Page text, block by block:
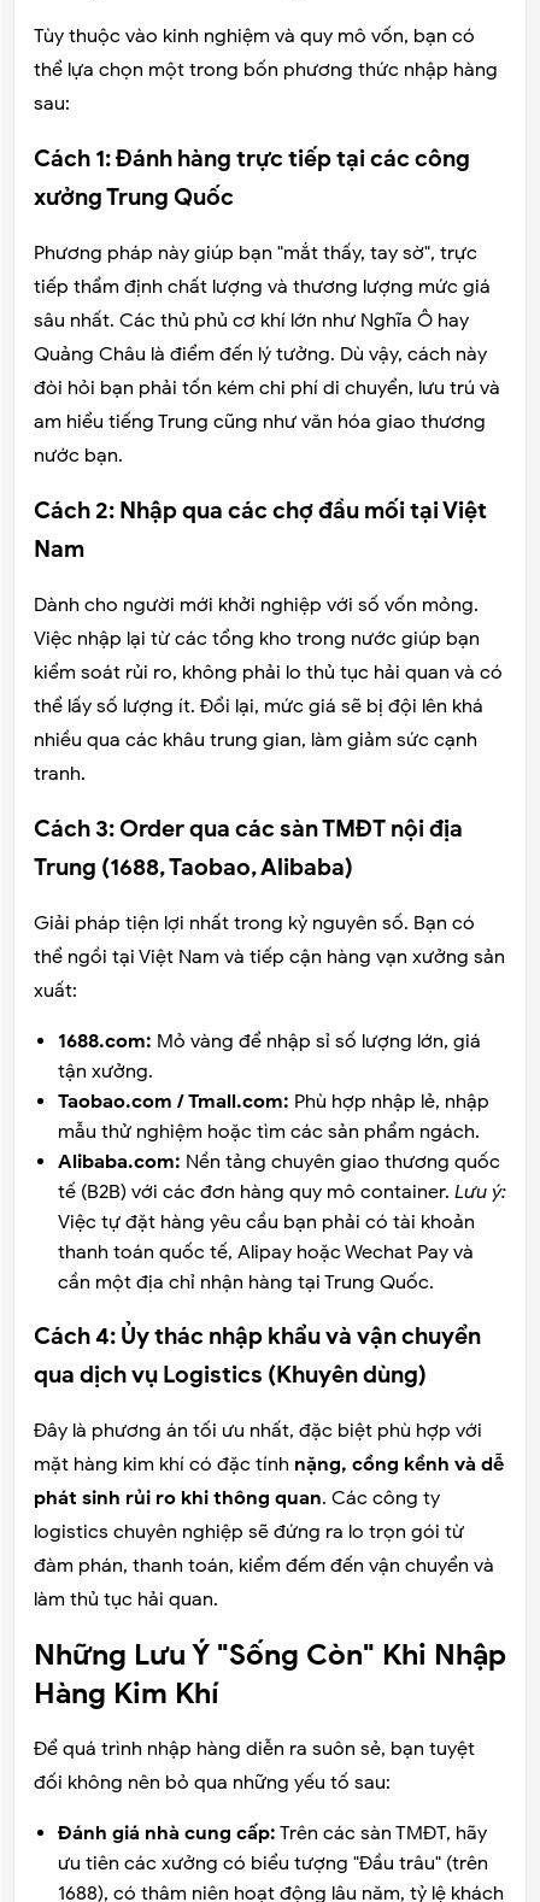
Tùy thuộc vào kinh nghiệm và quy mô vốn, bạn có
thể lựa chọn một trong bốn phương thức nhập hàng
sau:
Cách 1: Đánh hàng trực tiếp tại các công
xưởng Trung Quốc
Phương pháp này giúp bạn "mắt thấy, tay sờ", trực
tiếp thẩm định chất lượng và thương lượng mức giá
sâu nhất. Các thủ phủ cơ khí lớn như Nghĩa Ô hay
Quảng Châu là điểm đến lý tưởng. Dù vậy, cách này
đòi hỏi bạn phải tốn kém chi phí di chuyển, lưu trú và
am hiểu tiếng Trung cũng như văn hóa giao thương
nước bạn.
Cách 2: Nhập qua các chợ đầu mối tại Việt
Nam
Dành cho người mới khởi nghiệp với số vốn mỏng.
Việc nhập lại từ các tổng kho trong nước giúp bạn
kiểm soát rủi ro, không phải lo thủ tục hải quan và có
thể lấy số lượng ít. Đổi lại, mức giá sẽ bị đội lên khá
nhiều qua các khâu trung gian, làm giảm sức cạnh
tranh.
Cách 3: Order qua các sàn TMĐT nội địa
Trung (1688, Taobao, Alibaba)
Giải pháp tiện lợi nhất trong kỷ nguyên số. Bạn có
thể ngồi tại Việt Nam và tiếp cận hàng vạn xưởng sản
xuất:
1688.com: Mỏ vàng để nhập sỉ số lượng lớn, giá
tận xưởng.
Taobao.com / Tmall.com: Phù hợp nhập lẻ, nhập
mẫu thử nghiệm hoặc tìm các sản phẩm ngách.
Alibaba.com: Nền tảng chuyên giao thương quốc
tế (B2B) với các đơn hàng quy mô container. Lưu ý:
Việc tự đặt hàng yêu cầu bạn phải có tài khoản
thanh toán quốc tế, Alipay hoặc Wechat Pay và
cần một địa chỉ nhận hàng tại Trung Quốc.
Cách 4: Ủy thác nhập khẩu và vận chuyển
qua dịch vụ Logistics (Khuyên dùng)
Đây là phương án tối ưu nhất, đặc biệt phù hợp với
mặt hàng kim khí có đặc tính nặng, cồng kềnh và dễ
phát sinh rủi ro khi thông quan. Các công ty
logistics chuyên nghiệp sẽ đứng ra lo trọn gói từ
đàm phán, thanh toán, kiểm đếm đến vận chuyển và
làm thủ tục hải quan.
Những Lưu Ý "Sống Còn" Khi Nhập
Hàng Kim Khí
Để quá trình nhập hàng diễn ra suôn sẻ, bạn tuyệt
đối không nên bỏ qua những yếu tố sau:
Đánh giá nhà cung cấp: Trên các sàn TMĐT, hãy
ưu tiên các xưởng có biểu tượng "Đầu trâu" (trên
1688), có thâm niên hoạt động lâu năm, tỷ lệ khách